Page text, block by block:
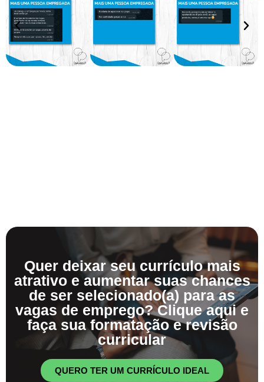
Quer deixar seu currículo mais
atrativo e aumentar suas chances
de ser selecionado(a) para as
vagas de emprego? Clique aqui e
faça sua formatação e revisão
curricular
QUERO TER UM CURRÍCULO IDEAL